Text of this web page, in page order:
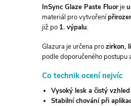
InSync Glaze Paste Fluorje
materiál pro vytvoření
již po 1. výpalu.
Glazura je určena prozirkon,
podle doporučeného postupu
Co technik ocení nejvíc
Vysoký lesk a čistý vzhled
Stabilní chování při